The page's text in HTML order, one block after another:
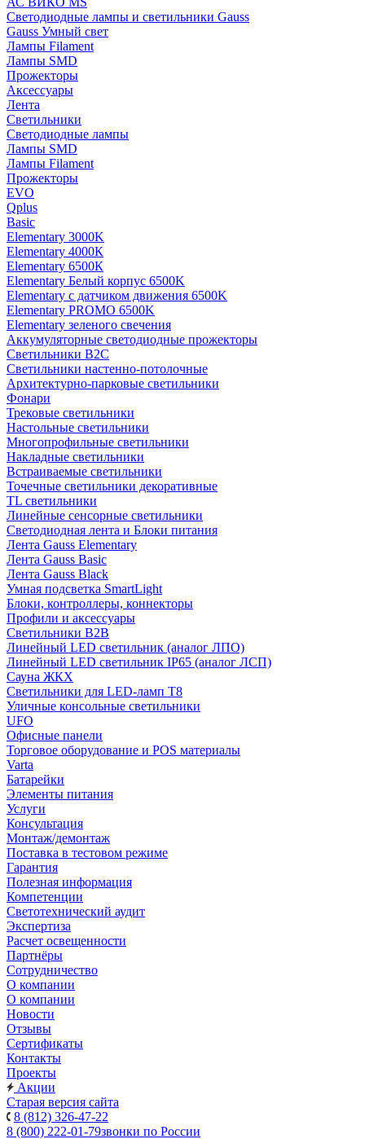
Светодиодные лампы и светильники Gauss
Gauss Умный свет
Лампы Filament
Лампы SMD
Прожекторы
Аксессуары
Лента
Светильники
Светодиодные лампы
Лампы SMD
Лампы Filament
Прожекторы
EVO
Qplus
Basic
Elementary 3000K
Elementary 4000К
Elementary 6500К
Elementary Белый корпус 6500K
Elementary с датчиком движения 6500K
Elementary PROMO 6500K
Elementary зеленого свечения
Аккумуляторные светодиодные прожекторы
Светильники B2C
Светильники настенно-потолочные
Архитектурно-парковые светильники
Фонари
Трековые светильники
Настольные светильники
Многопрофильные светильники
Накладные светильники
Встраиваемые светильники
Точечные светильники декоративные
TL светильники
Линейные сенсорные светильники
Светодиодная лента и Блоки питания
Лента Gauss Elementary
Лента Gauss Basic
Лента Gauss Black
Умная подсветка SmartLight
Блоки, контроллеры, коннекторы
Профили и аксессуары
Светильники B2B
Линейный LED светильник (аналог ЛПО)
Линейный LED светильник IP65 (аналог ЛСП)
Сауна ЖКХ
Светильники для LED-ламп T8
Уличные консольные светильники
UFO
Офисные панели
Торговое оборудование и POS материалы
Varta
Батарейки
Элементы питания
Услуги
Консультация
Монтаж/демонтаж
Поставка в тестовом режиме
Гарантия
Полезная информация
Компетенции
Светотехнический аудит
Экспертиза
Расчет освещенности
Партнёры
Cотрудничество
О компании
О компании
Новости
Отзывы
Сертификаты
Контакты
Проекты
Акции
Старая версия сайта
8 (812) 326-47-22
8 (800) 222-01-79звонки по России